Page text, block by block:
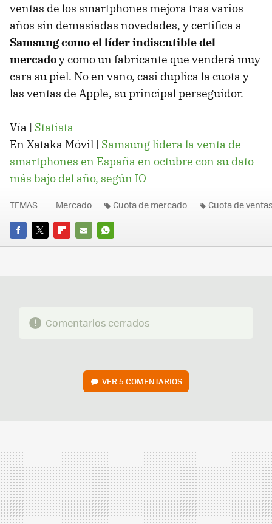
ventas de los smartphones mejora tras varios
años sin demasiadas novedades, y certifica a
Samsung como el líder indiscutible del
mercadoy como un fabricante que venderá muy
cara su piel. No en vano, casi duplica la cuota y
las ventas de Apple, su principal perseguidor.
Vía | Statista
En Xataka Móvil | Samsung lidera la venta de
smartphones en España en octubre con su dato
más bajo del año, según IO
FACEBOOK
TWITTERFLIPBOARD
E-
WHATSAPP
TEMAS Mercado Cuota de mercado Cuota de
Comentarios cerrados
VER5 COMENTARIOS